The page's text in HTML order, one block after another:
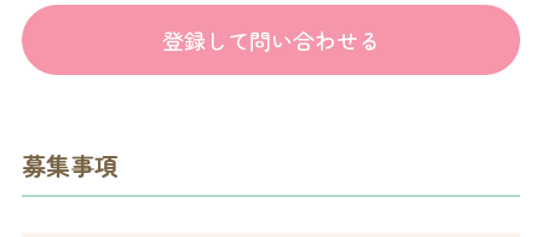
登録して問い合わせる
募集事項